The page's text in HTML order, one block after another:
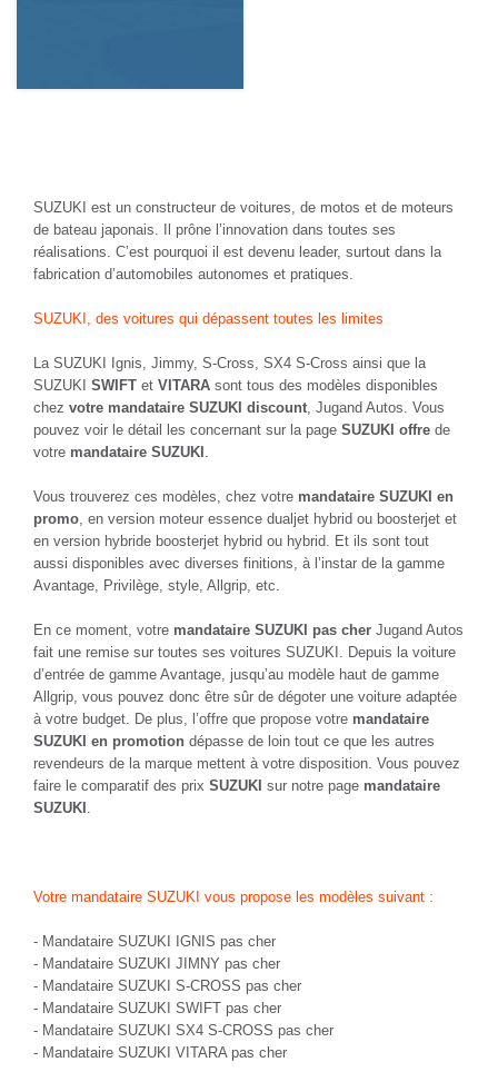
SUZUKI est un constructeur de voitures, de motos et de moteurs
de bateau japonais. Il prône l’innovation dans toutes ses
réalisations. C’est pourquoi il est devenu leader, surtout dans la
fabrication d’automobiles autonomes et pratiques.
SUZUKI, des voitures qui dépassent toutes les limites
La SUZUKI Ignis, Jimmy, S-Cross, SX4 S-Cross ainsi que la
SUZUKI SWIFT et VITARA sont tous des modèles disponibles
chez votre mandataire SUZUKI discount , Jugand Autos. Vous
pouvez voir le détail les concernant sur la page SUZUKI offre de
votre mandataire SUZUKI
Vous trouverez ces modèles, chez votre mandataire SUZUKI en
promo , en version moteur essence dualjet hybrid ou boosterjet et
en version hybride boosterjet hybrid ou hybrid. Et ils sont tout
aussi disponibles avec diverses finitions, à l’instar de la gamme
Avantage, Privilège, style, Allgrip, etc.
En ce moment, votre mandataire SUZUKI pas cher Jugand Autos
fait une remise sur toutes ses voitures SUZUKI. Depuis la voiture
d’entrée de gamme Avantage, jusqu’au modèle haut de gamme
Allgrip, vous pouvez donc être sûr de dégoter une voiture adaptée
à votre budget. De plus, l’offre que propose votre mandataire
SUZUKI en promotion dépasse de loin tout ce que les autres
revendeurs de la marque mettent à votre disposition. Vous pouvez
faire le comparatif des prix SUZUKI sur notre page mandataire
SUZUKI
Votre mandataire SUZUKI vous propose les modèles suivant :
- Mandataire SUZUKI IGNIS pas cher
- Mandataire SUZUKI JIMNY pas cher
- Mandataire SUZUKI S-CROSS pas cher
- Mandataire SUZUKI SWIFT pas cher
- Mandataire SUZUKI SX4 S-CROSS pas cher
- Mandataire SUZUKI VITARA pas cher